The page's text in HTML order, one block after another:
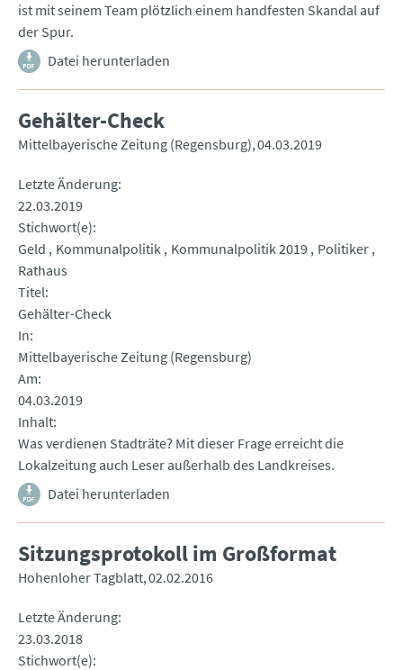
ist mit seinem Team plötzlich einem handfesten Skandal auf
der Spur.
Datei herunterladen
Gehälter-Check
Mittelbayerische Zeitung (Regensburg) 04.03.2019
Letzte Änderung
22.03.2019
Stichwort(e)
Geld
Kommunalpolitik Kommunalpolitik 2019 Politiker
Rathaus
Titel
Gehälter-Check
In
Mittelbayerische Zeitung (Regensburg)
Am
04.03.2019
Inhalt
Was verdienen Stadträte? Mit dieser Frage erreicht die
Lokalzeitung auch Leser außerhalb des Landkreises.
Datei herunterladen
Sitzungsprotokoll im Großformat
Hohenloher Tagblatt 02.02.2016
Letzte Änderung
23.03.2018
Stichwort(e)